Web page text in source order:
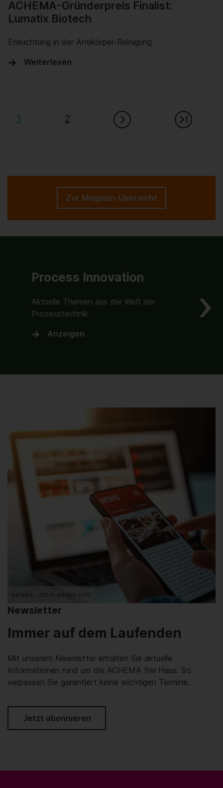
ACHEMA-Gründerpreis Finalist:
Lumatix Biotech
Erleuchtung in der Antikörper-Reinigung
Weiterlesen
1 2
Zur Magazin-Übersicht
Process Innovation
Aktuelle Themen aus der Welt der
Prozesstechnik
Anzeigen
oatawa - stock.adobe.com
Newsletter
Immer auf dem Laufenden
Mit unserem Newsletter erhalten Sie aktuelle
Informationen rund um die ACHEMA frei Haus. So
verpassen Sie garantiert keine wichtigen Termine.
Jetzt abonnieren